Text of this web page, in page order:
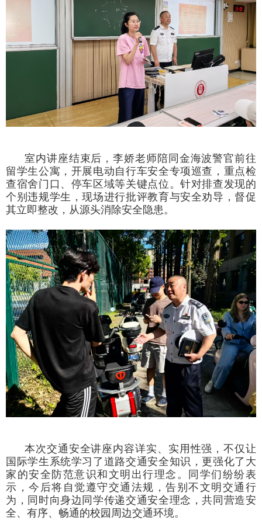
室内讲座结束后，李娇老师陪同金海波警官前往
留学生公寓，开展电动自行车安全专项巡查，重点检
查宿舍门口、停车区域等关键点位。针对排查发现的
个别违规学生，现场进行批评教育与安全劝导，督促
其立即整改，从源头消除安全隐患。
本次交通安全讲座内容详实、实用性强，不仅让
国际学生系统学习了道路交通安全知识，更强化了大
家的安全防范意识和文明出行理念。同学们纷纷表
示，今后将自觉遵守交通法规，告别不文明交通行
为，同时向身边同学传递交通安全理念，共同营造安
全、有序、畅通的校园周边交通环境。